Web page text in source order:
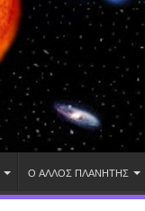
Ο ΑΛΛΟΣ ΠΛΑΝΗΤΗΣ